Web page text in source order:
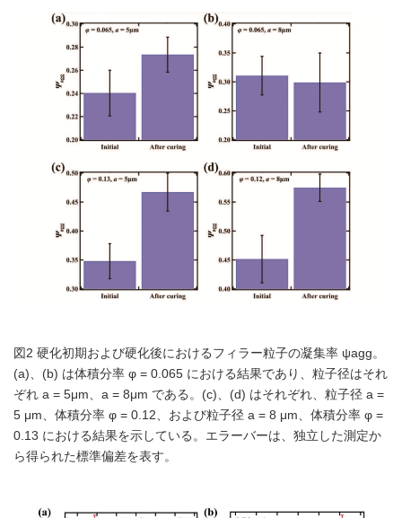
図2 硬化初期および硬化後におけるフィラー粒子の凝集率 ψagg。
(a)、(b) は体積分率 φ = 0.065 における結果であり、粒子径はそれ
ぞれ a = 5μm、a = 8μm である。(c)、(d) はそれぞれ、粒子径 a =
5 μm、体積分率 φ = 0.12、および粒子径 a = 8 μm、体積分率 φ =
0.13 における結果を示している。エラーバーは、独立した測定か
ら得られた標準偏差を表す。